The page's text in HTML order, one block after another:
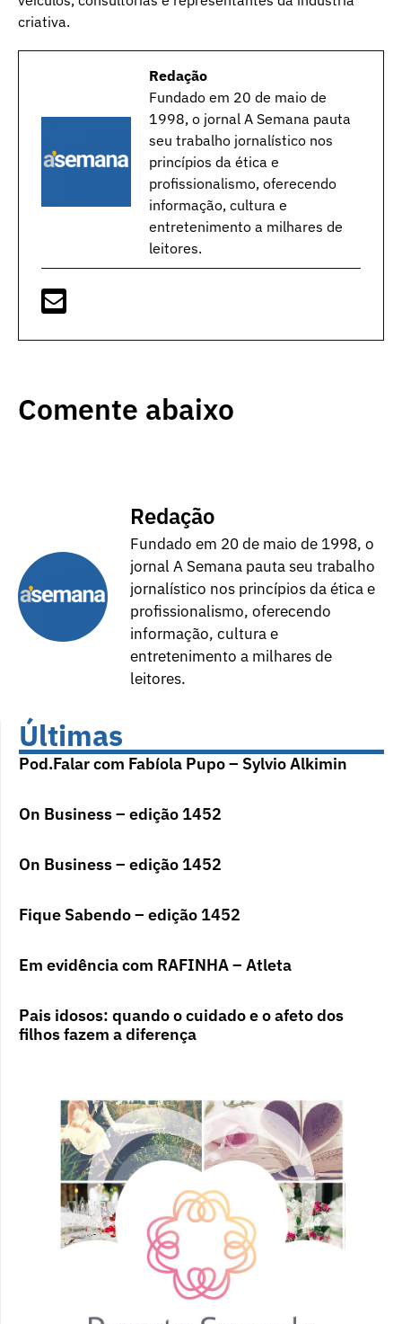
criativa.
Redação
Fundado em 20 de maio de
1998, o jornal A Semana pauta
seu trabalho jornalístico nos
princípios da ética e
profissionalismo, oferecendo
informação, cultura e
entretenimento a milhares de
leitores.
Comente abaixo
Redação
Fundado em 20 de maio de 1998, o
jornal A Semana pauta seu trabalho
jornalístico nos princípios da ética e
profissionalismo, oferecendo
informação, cultura e
entretenimento a milhares de
leitores.
Últimas
Pod.Falar com Fabíola Pupo – Sylvio Alkimin
On Business – edição 1452
On Business – edição 1452
Fique Sabendo – edição 1452
Em evidência com RAFINHA – Atleta
Pais idosos: quando o cuidado e o afeto dos
filhos fazem a diferença